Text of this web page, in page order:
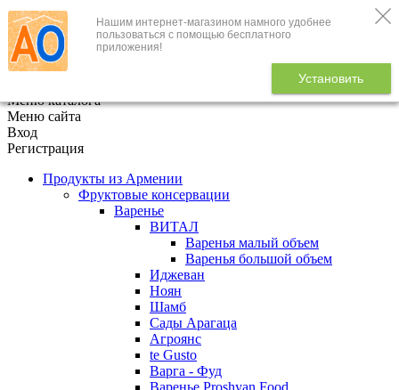
Нашим интернет-магазином намного удобнее
пользоваться с помощью бесплатного
приложения!
Установить
+7 (495) 646-888-1
В корзине
Меню каталога
Меню сайта
Вход
Регистрация
Продукты из Армении
Фруктовые консервации
Варенье
ВИТАЛ
Варенья малый объем
Варенья большой объем
Иджеван
Ноян
Шамб
Сады Арагаца
Агроянс
te Gusto
Варга - Фуд
Варенье Proshyan Food